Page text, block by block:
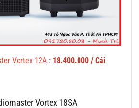
Vortex 12A: 18.400.000 / Cái
Vortex 18SA